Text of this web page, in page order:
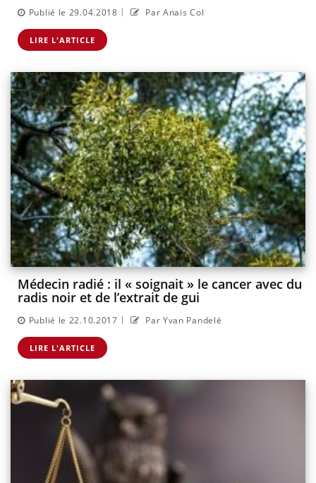
Publié le 29.04.2018 | Par Anaïs Col
LIRE L'ARTICLE
Médecin radié : il « soignait » le cancer avec du
radis noir et de l’extrait de gui
Publié le 22.10.2017 | Par Yvan Pandelé
LIRE L'ARTICLE